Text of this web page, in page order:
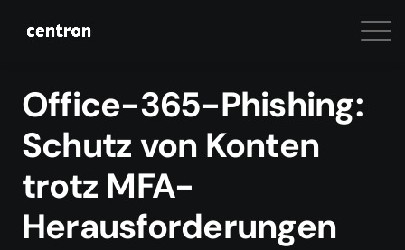
Office-365-Phishing:
Schutz von Konten
trotz MFA-
Herausforderungen